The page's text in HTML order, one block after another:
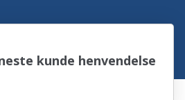
kunde henvendelse